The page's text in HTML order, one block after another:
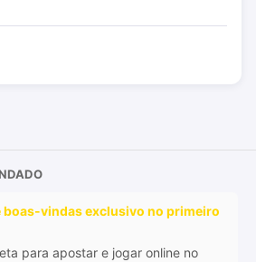
boas-vindas exclusivo no primeiro
para apostar e jogar online no